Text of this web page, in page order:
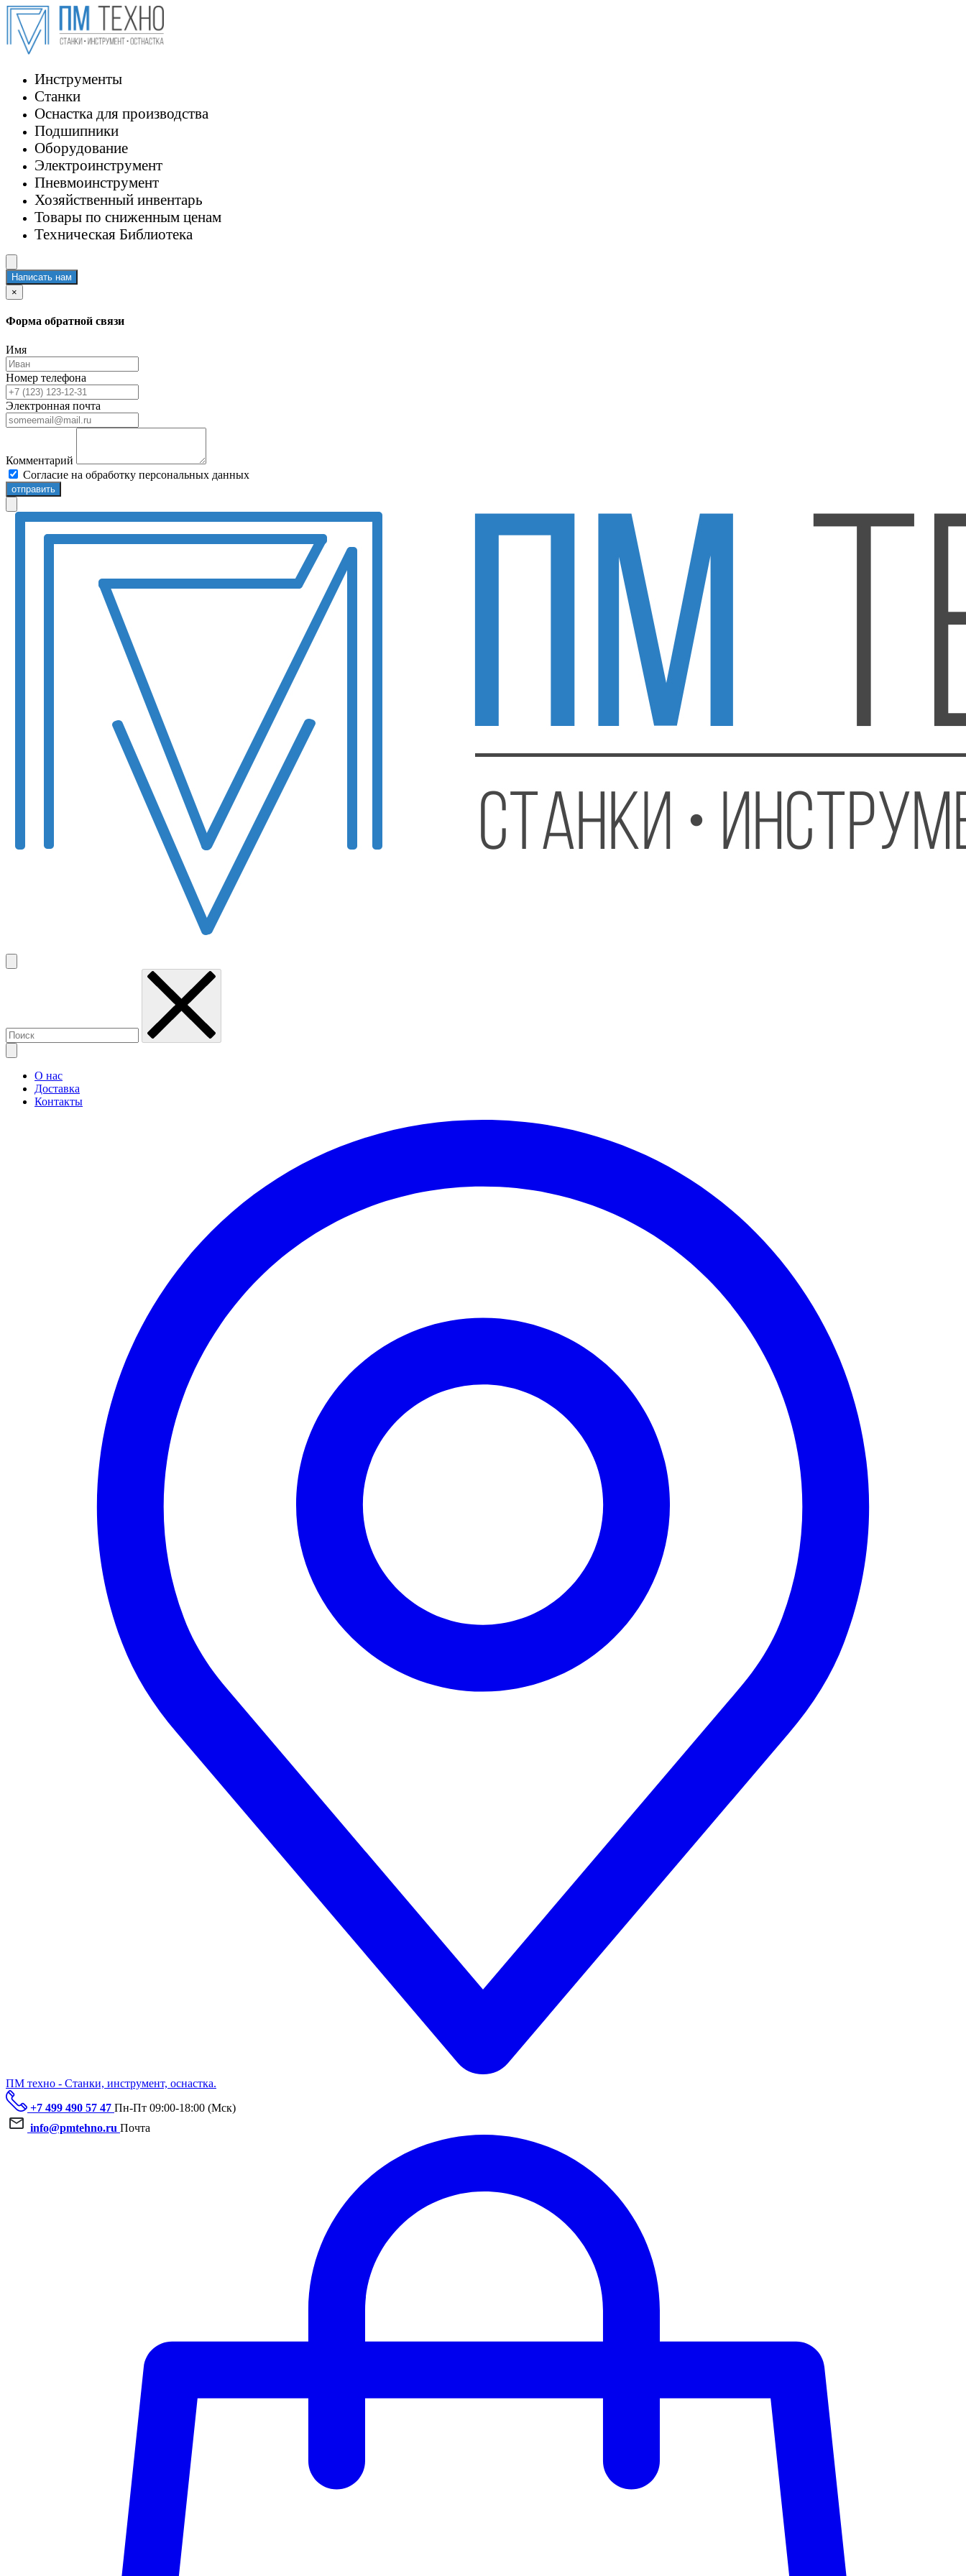
Инструменты
Станки
Оснастка для производства
Подшипники
Оборудование
Электроинструмент
Пневмоинструмент
Хозяйственный инвентарь
Товары по сниженным ценам
Техническая Библиотека
Написать нам
×
Форма обратной связи
Имя
Номер телефона
Электронная почта
Комментарий
Согласие на обработку персональных данных
отправить
О нас
Доставка
Контакты
ПМ техно - Станки, инструмент, оснастка.
+7 499 490 57 47 Пн-Пт 09:00-18:00 (Мск)
info@pmtehno.ru Почта